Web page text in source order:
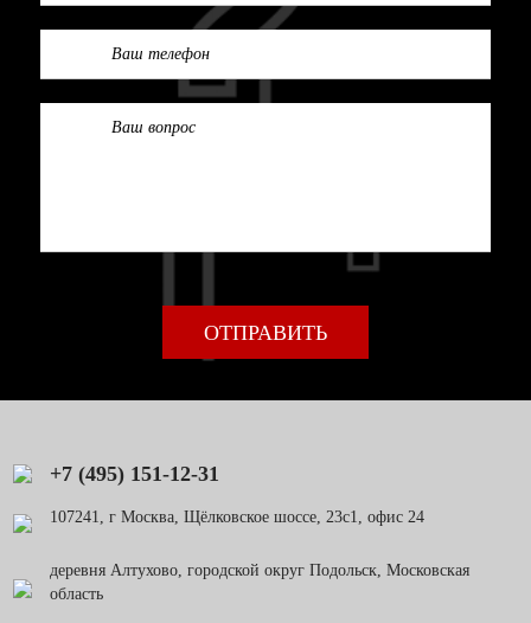
+7 (495) 151-12-31
107241, г Москва, Щёлковское шоссе, 23с1, офис 24
деревня Алтухово, городской округ Подольск, Московская
область